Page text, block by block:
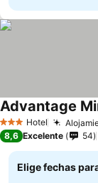
3 Estrellas
Hotel
Advantage
8,6 Excelente 54
Elige fechas